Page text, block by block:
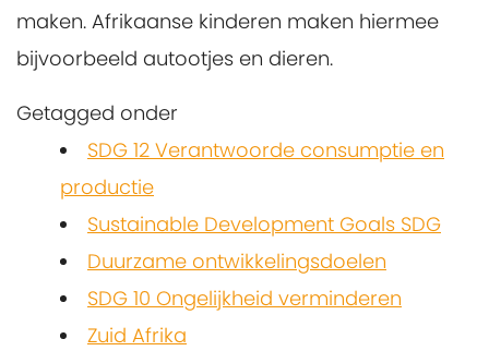
maken. Afrikaanse kinderen maken hiermee
bijvoorbeeld autootjes en dieren.
Getagged onder
SDG 12 Verantwoorde consumptie en
productie
Sustainable Development Goals SDG
Duurzame ontwikkelingsdoelen
SDG 10 Ongelijkheid verminderen
Zuid Afrika